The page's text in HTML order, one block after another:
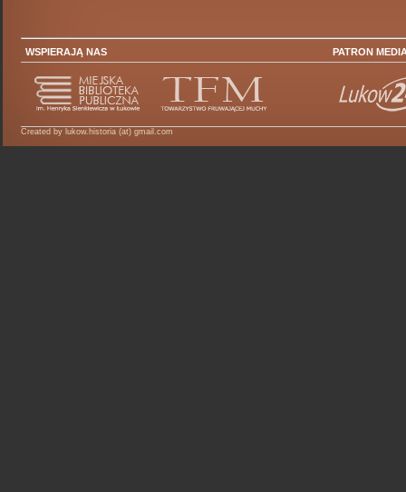
WSPIERAJĄ NAS PATRON
Created by lukow.historia (at) gmail.com